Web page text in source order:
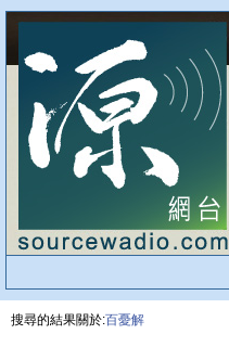
搜尋的結果關於:百憂解